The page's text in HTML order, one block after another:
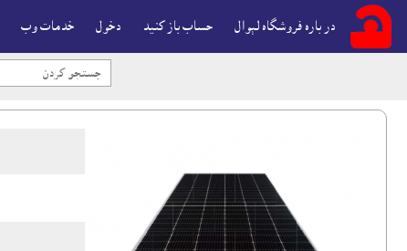
در باره فروشگاه لېوال حساب باز کنيد دخول خدمات وب